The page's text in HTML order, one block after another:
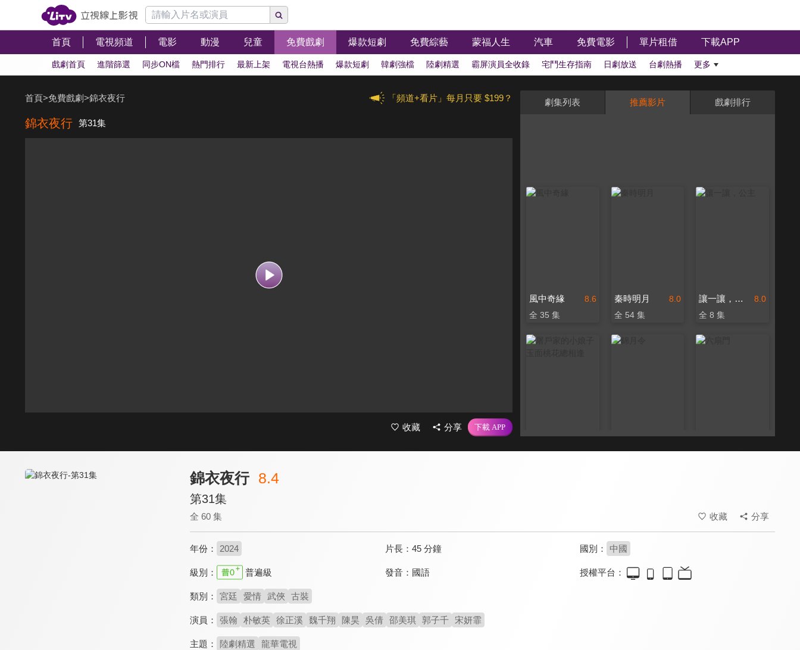
首頁 電視頻道 電影 動漫 兒童 免費戲劇 爆款短劇 免費綜藝 蒙福人生 汽車 免費電影 單片租借 下載APP
戲劇首頁 進階篩選 同步ON檔 熱門排行 最新上架 電視台熱播 爆款短劇 韓劇強檔 陸劇精選 霸屏演員全收錄 宅鬥生存指南 日劇放送 台劇熱播 更多
「頻道+看片」每月只要 $199？
首頁>免費戲劇>錦衣夜行
錦衣夜行 第31集
收藏 分享
劇集列表 推薦影片 戲劇排行
8.6
風中奇緣
全 35 集
8.0
秦時明月
全 54 集
8.0
讓一讓，公主
全 8 集
錦衣夜行 8.4
第31集
全 60 集 收藏 分享
年份： 2024 片長： 45 分鐘 國別： 中國
級別： 普遍級 發音： 國語 授權平台：
類別： 宮廷 愛情 武俠 古裝
演員： 張翰 朴敏英 徐正溪 魏千翔 陳昊 吳倩 邵美琪 郭子千 宋妍霏
主題： 陸劇精選 龍華電視